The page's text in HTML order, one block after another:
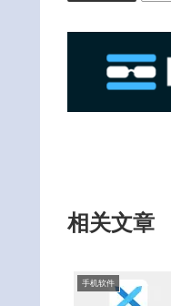
相关文章
手机软件